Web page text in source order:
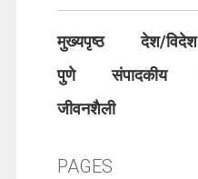
मुख्यपृष्ठ देश/विदेश
पुणे
संपादकीय
जीवनशैली
PAGES